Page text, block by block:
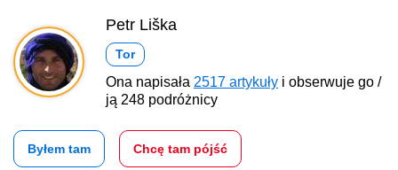
Petr Liška
Tor
Ona napisała 2517 artykuły i obserwuje go /
ją 248 podróżnicy
Byłem tam Chcę tam pójść